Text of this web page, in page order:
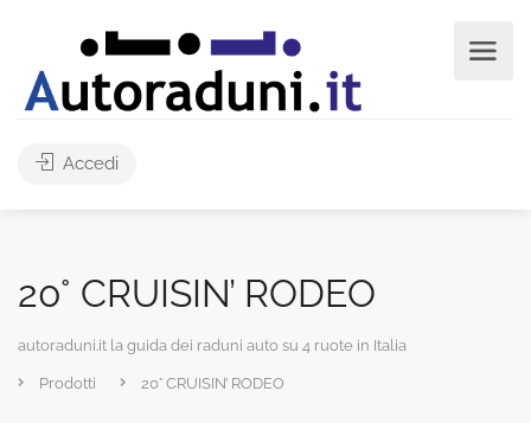
Accedi
20° CRUISIN’ RODEO
autoraduni.it la guida dei raduni auto su 4 ruote in Italia
Prodotti 20° CRUISIN’ RODEO